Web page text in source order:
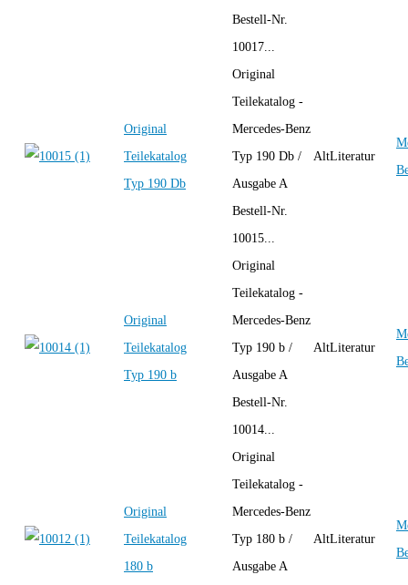
Bestell-Nr.
10017...
Original
Teilekatalog
Typ 190 Db
Original
Teilekatalog -
Mercedes-Benz
Typ 190 Db /
Ausgabe A
Bestell-Nr.
10015...
AltLiteratur
Original
Teilekatalog
Typ 190 b
Original
Teilekatalog -
Mercedes-Benz
Typ 190 b /
Ausgabe A
Bestell-Nr.
10014...
AltLiteratur
Original
Teilekatalog
180 b
Original
Teilekatalog -
Mercedes-Benz
Typ 180 b /
Ausgabe A
AltLiteratur